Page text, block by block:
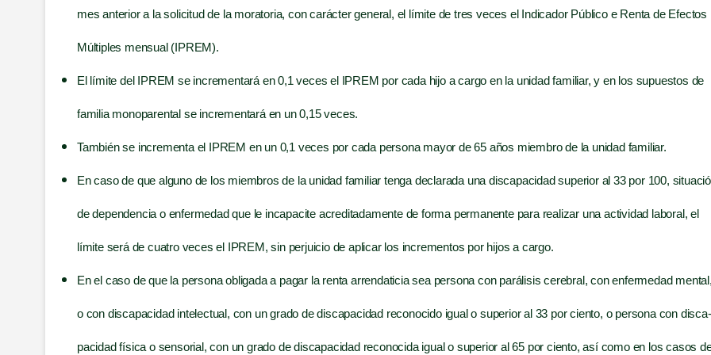
mes ante­rior a la soli­ci­tud de la mora­to­ria, con carác­ter gene­ral, el lími­te de tres veces el Indi­ca­dor Públi­co e Ren­ta de Efec­tos
Múl­ti­ples men­sual (IPREM).
El lími­te del IPREM se incre­men­ta­rá en 0,1 veces el IPREM por cada hijo a car­go en la uni­dad fami­liar, y en los supues­tos de
fami­lia mono­pa­ren­tal se incre­men­ta­rá en un 0,15 veces.
Tam­bién se incre­men­ta el IPREM en un 0,1 veces por cada per­so­na mayor de 65 años miem­bro de la uni­dad familiar.
En caso de que alguno de los miem­bros de la uni­dad fami­liar ten­ga decla­ra­da una dis­ca­pa­ci­dad supe­rior al 33 por 100,
de depen­den­cia o enfer­me­dad que le inca­pa­ci­te acre­di­ta­da­men­te de for­ma per­ma­nen­te para rea­li­zar una acti­vi­dad labo­ral, el
lími­te será de cua­tro veces el IPREM, sin per­jui­cio de apli­car los incre­men­tos por hijos a cargo.
En el caso de que la per­so­na obli­ga­da a pagar la ren­ta arren­da­ti­cia sea per­so­na con pará­li­sis cere­bral, con enfer­me­dad men­tal,
o con dis­ca­pa­ci­dad inte­lec­tual, con un gra­do de dis­ca­pa­ci­dad reco­no­ci­do igual o supe­rior al 33 por cien­to, o per­so­na con dis­ca­
pa­ci­dad físi­ca o sen­so­rial, con un gra­do de dis­ca­pa­ci­dad reco­no­ci­da igual o supe­rior al 65 por cien­to, así como en los casos